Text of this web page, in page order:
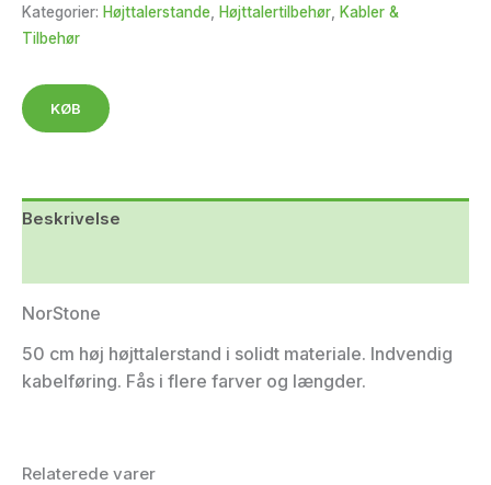
Kategorier: Højttalerstande Højttalertilbehør Kabler &
Tilbehør
KØB
Beskrivelse
NorStone
50 cm høj højttalerstand i solidt materiale. Indvendig
kabelføring. Fås i flere farver og længder.
Relaterede varer